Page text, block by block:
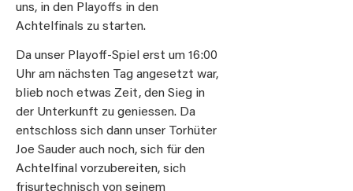
uns, in den Playoffs in den
Achtelfinals zu starten.
Da unser Playoff-Spiel erst um 16:00
Uhr am nächsten Tag angesetzt war,
blieb noch etwas Zeit, den Sieg in
der Unterkunft zu geniessen. Da
entschloss sich dann unser Torhüter
Joe Sauder auch noch, sich für den
Achtelfinal vorzubereiten, sich
frisurtechnisch von seinem